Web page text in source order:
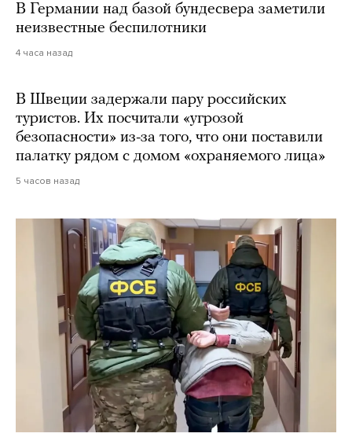
В Германии над базой бундесвера заметили
неизвестные беспилотники
4 часа назад
В Швеции задержали пару российских
туристов. Их посчитали «угрозой
безопасности» из-за того, что они поставили
палатку рядом с домом «охраняемого лица»
5 часов назад